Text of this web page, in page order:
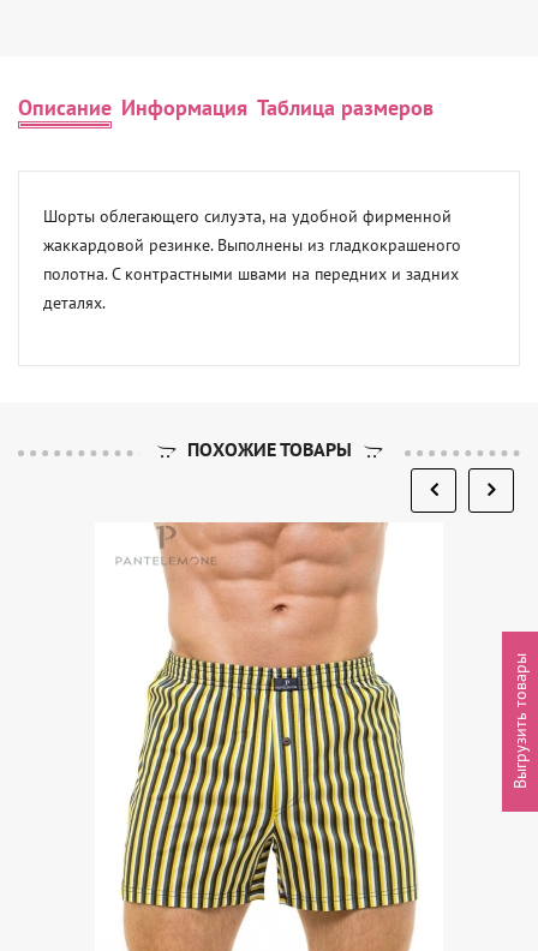
Описание Информация Таблица размеров
Шорты облегающего силуэта, на удобной фирменной
жаккардовой резинке. Выполнены из гладкокрашеного
полотна. С контрастными швами на передних и задних
деталях.
ПОХОЖИЕ ТОВАРЫ
Выгрузить товары